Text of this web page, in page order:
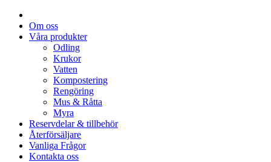
Om oss
Våra produkter
Odling
Krukor
Vatten
Kompostering
Rengöring
Mus & Råtta
Myra
Reservdelar & tillbehör
Återförsäljare
Vanliga Frågor
Kontakta oss